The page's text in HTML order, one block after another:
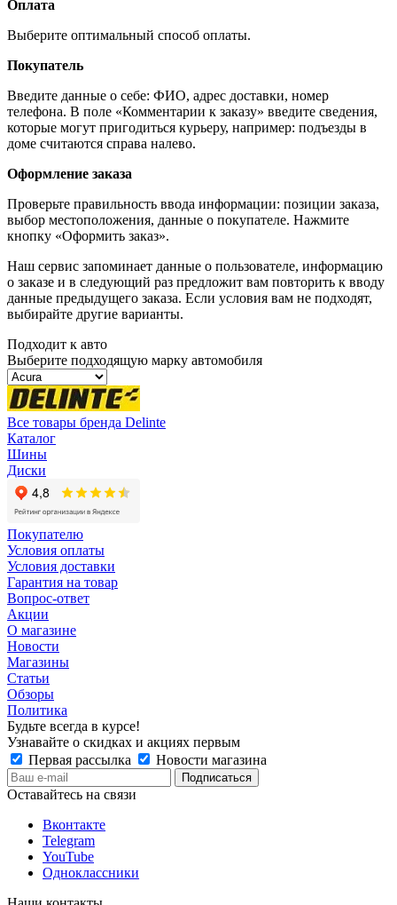
Оплата
Выберите оптимальный способ оплаты.
Покупатель
Введите данные о себе: ФИО, адрес доставки, номер
телефона. В поле «Комментарии к заказу» введите сведения,
которые могут пригодиться курьеру, например: подъезды в
доме считаются справа налево.
Оформление заказа
Проверьте правильность ввода информации: позиции заказа,
выбор местоположения, данные о покупателе. Нажмите
кнопку «Оформить заказ».
Наш сервис запоминает данные о пользователе, информацию
о заказе и в следующий раз предложит вам повторить к вводу
данные предыдущего заказа. Если условия вам не подходят,
выбирайте другие варианты.
Подходит к авто
Выберите подходящую марку автомобиля
Все товары бренда Delinte
Каталог
Шины
Диски
Покупателю
Условия оплаты
Условия доставки
Гарантия на товар
Вопрос-ответ
Акции
О магазине
Новости
Магазины
Статьи
Обзоры
Политика
Будьте всегда в курсе!
Узнавайте о скидках и акциях первым
Первая рассылка
Новости магазина
Оставайтесь на связи
Вконтакте
Telegram
YouTube
Одноклассники